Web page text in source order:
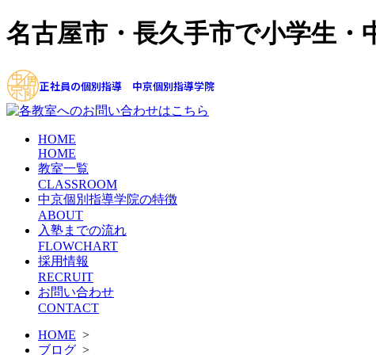
名古屋市・長久手市で小学生・
正社員の個別指導 中京個別指導学院
HOME
HOME
教室一覧
CLASSROOM
中京個別指導学院の特徴
ABOUT
入塾までの流れ
FLOWCHART
採用情報
RECRUIT
お問い合わせ
CONTACT
HOME >
ブログ >